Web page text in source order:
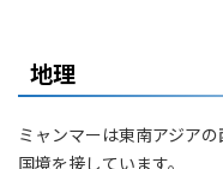
地理
ミャンマーは東南アジア
国境を接しています。